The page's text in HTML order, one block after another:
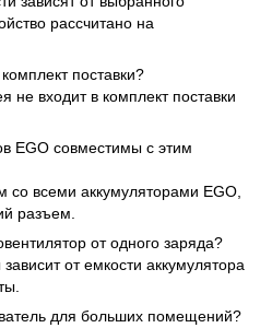
рассчитано на
поставки?
не входит в комплект поставки
EGO совместимы с этим
со всеми аккумуляторами EGO,
разъем.
от одного заряда?
от емкости аккумулятора
для больших помещений?